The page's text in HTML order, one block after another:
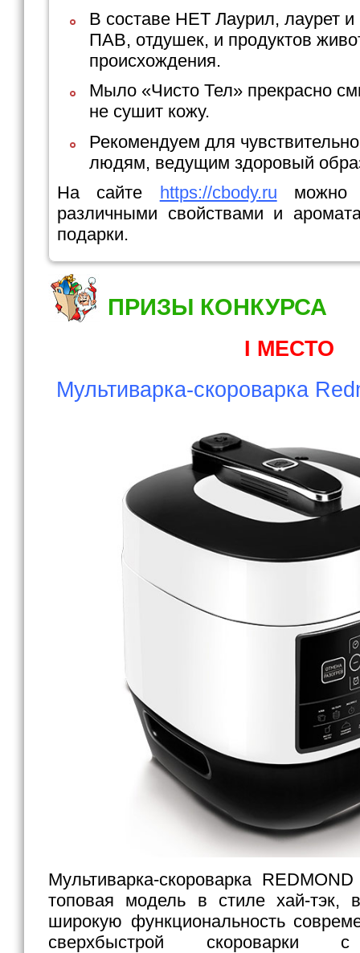
В составе НЕТ Лаурил, лаурет
ПАВ, отдушек, и продуктов
происхождения.
Мыло «Чисто Тел» прекрасно
не сушит кожу.
Рекомендуем для
людям, ведущим здоровый
На сайте https://cbody.ru можно
различными свойствами и
подарки.
ПРИЗЫ КОНКУРСА
I МЕСТО
Мультиварка-скороварка
Мультиварка-скороварка
топовая модель в стиле хай-тэк,
широкую функциональность
сверхбыстрой скороварки с